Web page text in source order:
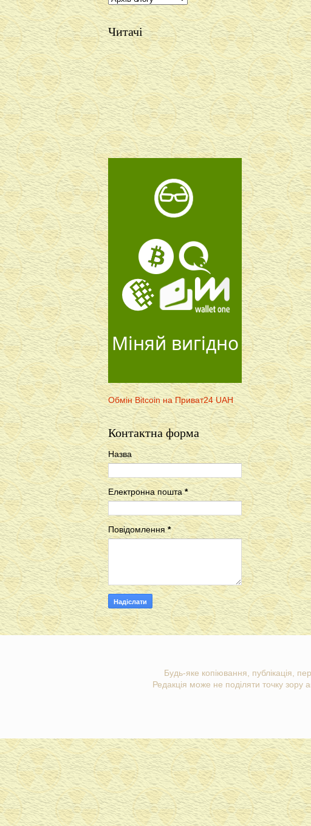
Читачі
Міняй вигідно
Обмін Bitcoin на Приват24 UAH
Контактна форма
Назва
Електронна пошта*
Повідомлення*
Будь-яке копіювання, публікація,
Редакція може не поділяти точку зору